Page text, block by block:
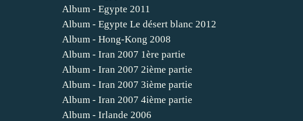
Album - Egypte 2011
Album - Egypte Le désert blanc 2012
Album - Hong-Kong 2008
Album - Iran 2007 1ère partie
Album - Iran 2007 2ième partie
Album - Iran 2007 3ième partie
Album - Iran 2007 4ième partie
Album - Irlande 2006